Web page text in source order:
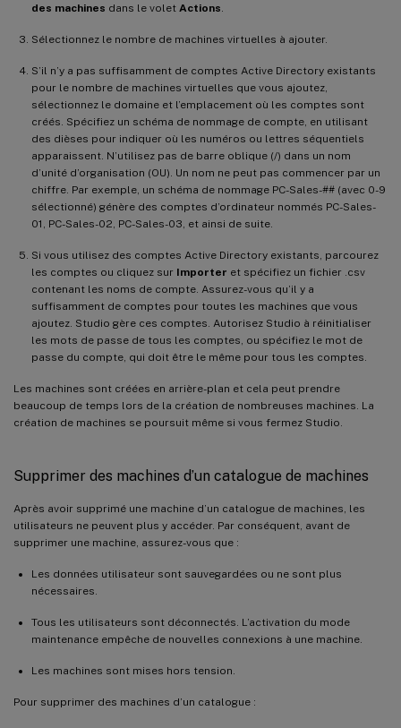
des machines dans le volet Actions
Sélectionnez le nombre de machines virtuelles à ajouter.
S’il n’y a pas suffisamment de comptes Active Directory existants
pour le nombre de machines virtuelles que vous ajoutez,
sélectionnez le domaine et l’emplacement où les comptes sont
créés. Spécifiez un schéma de nommage de compte, en utilisant
des dièses pour indiquer où les numéros ou lettres séquentiels
apparaissent. N’utilisez pas de barre oblique (/) dans un nom
d’unité d’organisation (OU). Un nom ne peut pas commencer par un
chiffre. Par exemple, un schéma de nommage PC-Sales-## (avec 0-9
sélectionné) génère des comptes d’ordinateur nommés PC-Sales-
01, PC-Sales-02, PC-Sales-03, et ainsi de suite.
Si vous utilisez des comptes Active Directory existants, parcourez
les comptes ou cliquez sur Importer et spécifiez un fichier .csv
contenant les noms de compte. Assurez-vous qu’il y a
suffisamment de comptes pour toutes les machines que vous
ajoutez. Studio gère ces comptes. Autorisez Studio à réinitialiser
les mots de passe de tous les comptes, ou spécifiez le mot de
passe du compte, qui doit être le même pour tous les comptes.
Les machines sont créées en arrière-plan et cela peut prendre
beaucoup de temps lors de la création de nombreuses machines. La
création de machines se poursuit même si vous fermez Studio.
Supprimer des machines d’un catalogue de machines
Après avoir supprimé une machine d’un catalogue de machines, les
utilisateurs ne peuvent plus y accéder. Par conséquent, avant de
supprimer une machine, assurez-vous que :
Les données utilisateur sont sauvegardées ou ne sont plus
nécessaires.
Tous les utilisateurs sont déconnectés. L’activation du mode
maintenance empêche de nouvelles connexions à une machine.
Les machines sont mises hors tension.
Pour supprimer des machines d’un catalogue :